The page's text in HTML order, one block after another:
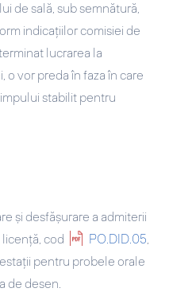
de sală, sub semnătură,
indicațiilor comisiei de
lucrarea la
vor preda în faza în care
stabilit pentru
și desfășurare a admiterii
licență , cod PO.DID.05
pentru probele orale
de desen